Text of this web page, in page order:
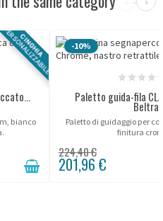
CINGHIA
PERSONALIZZABILE
bianco
-10%
Paletto guida-fila
Beltrac
Paletto di guidaggio per
finitura
224,40 €
201,96 €